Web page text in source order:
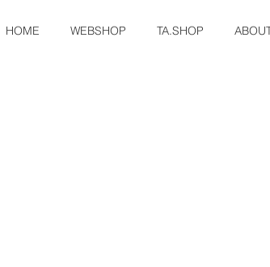
HOME WEBSHOP TA.SHOP